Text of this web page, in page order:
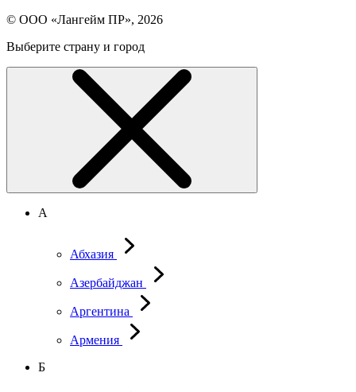
© ООО «Лангейм ПР», 2026
Выберите страну и город
А
Абхазия
Азербайджан
Аргентина
Армения
Б